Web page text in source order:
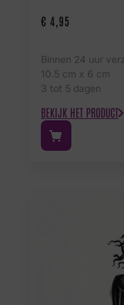
€ 4,95
Binnen 24 uur
10.5 cm x 6 cm
3 tot 5 dagen
BEKIJK HET PRODUCT